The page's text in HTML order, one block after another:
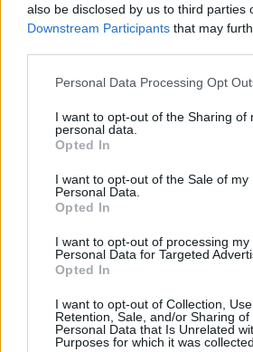
also be disclosed by us to third parties
Downstream Participants that may
Please note that this website/app uses
not limited to your visit or usage
grant or deny consent to Google and
use your data for below specified
consent section.
Personal Data Processing Opt
I want to opt-out of the Sharing of
personal data.
Opted In
I want to opt-out of the Sale of my
Personal Data.
Opted In
I want to opt-out of processing my
Personal Data for Targeted
Opted In
I want to opt-out of Collection, Use,
Retention, Sale, and/or Sharing of
Personal Data that Is Unrelated
Purposes for which it was collected.
Staff